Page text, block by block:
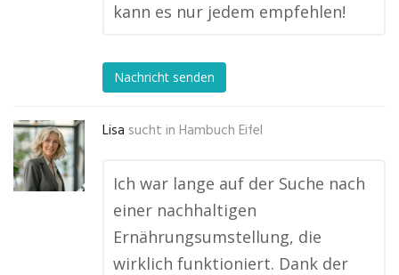
kann es nur jedem empfehlen!
Nachricht senden
Lisa sucht in Hambuch Eifel
Ich war lange auf der Suche nach
einer nachhaltigen
Ernährungsumstellung, die
wirklich funktioniert. Dank der